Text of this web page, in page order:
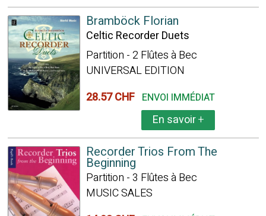
Bramböck Florian
Celtic Recorder Duets
Partition - 2 Flûtes à Bec
UNIVERSAL EDITION
28.57 CHF ENVOI IMMÉDIAT
En savoir+
Recorder Trios From The
Beginning
Partition - 3 Flûtes à Bec
MUSIC SALES